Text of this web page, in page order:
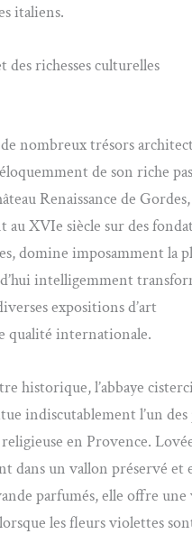
italiens.
richesses culturelles
nombreux trésors
de son riche
Renaissance de
au XVIe siècle sur des
domine imposamment la
intelligemment
expositions d’art
qualité internationale.
historique, l’abbaye
indiscutablement l’un des
en Provence.
dans un vallon préservé et
parfumés, elle offre
les fleurs violettes